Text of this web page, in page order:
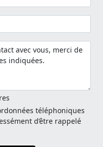
téléphoniques
d’être rappelé